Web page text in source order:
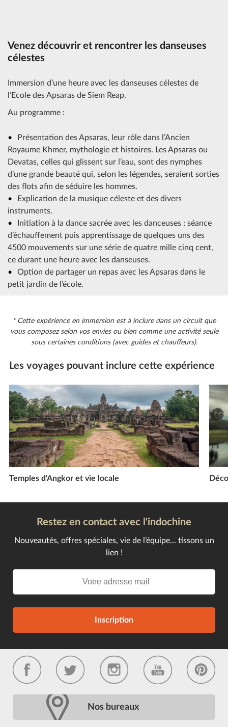
Venez découvrir et rencontrer les danseuses
célestes
Immersion d’une heure avec les danseuses célestes de
l’Ecole des Apsaras de Siem Reap.
Au programme :
Présentation des Apsaras, leur rôle dans l’Ancien
Royaume Khmer, mythologie et histoires. Les Apsaras ou
Devatas, celles qui glissent sur l’eau, sont des nymphes
d’une grande beauté qui, selon les légendes, seraient sorties
des flots afin de séduire les hommes.
Explication de la musique céleste et des divers
instruments.
Initiation à la dance sacrée avec les danceuses : séance
d’échauffement puis apprentissage de quelques uns des
4500 mouvements sur une série de quatre mille cinq cent,
ce durant une heure avec les danseuses.
Option de partager un repas avec les Apsaras dans le
petit jardin de l’école.
* Cette expérience en immersion est à inclure dans un circuit que
vous composez selon vos envies ou bien comme une activité seule
sous certaines conditions (avec guides et chauffeurs).
Les voyages pouvant inclure cette expérience
Temples d'Angkor et vie locale
Restez en contact avec l'indochine
Nouveautés, offres spéciales, vie de l’équipe... tissons un
lien !
Inscription
Nos bureaux